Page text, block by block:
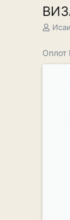
А
о
Оплот